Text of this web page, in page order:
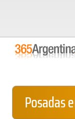
Posadas